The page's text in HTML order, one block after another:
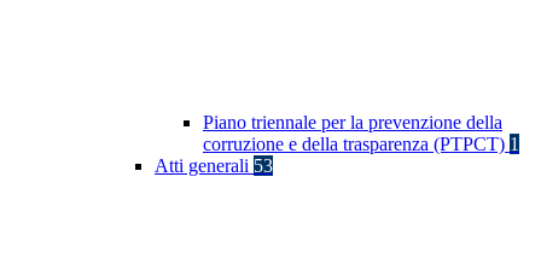
Piano triennale per la prevenzione della
corruzione e della trasparenza (PTPCT) 1
Atti generali 53